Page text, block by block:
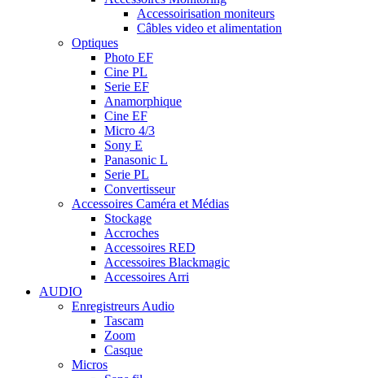
Accessoirisation moniteurs
Câbles video et alimentation
Optiques
Photo EF
Cine PL
Serie EF
Anamorphique
Cine EF
Micro 4/3
Sony E
Panasonic L
Serie PL
Convertisseur
Accessoires Caméra et Médias
Stockage
Accroches
Accessoires RED
Accessoires Blackmagic
Accessoires Arri
AUDIO
Enregistreurs Audio
Tascam
Zoom
Casque
Micros